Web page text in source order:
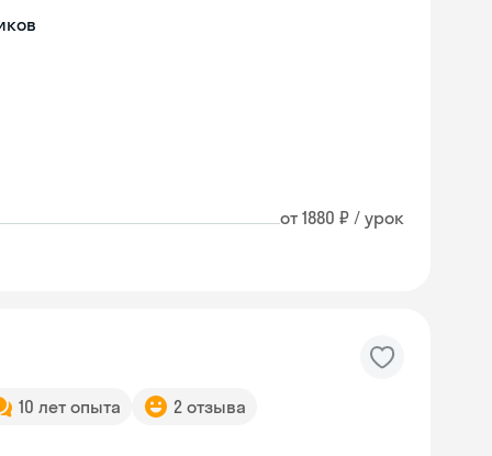
от 1880 ₽ / урок
10 лет опыта 2 отзыва